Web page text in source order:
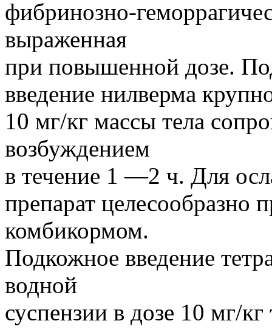
фибринозно-
выраженная
при повышенной дозе.
введение нилверма
10 мг/кг массы тела
возбуждением
в течение 1 —2 ч. Для
препарат целесообразно
комбикормом.
Подкожное введение
водной
суспензии в дозе 10 мг/кг